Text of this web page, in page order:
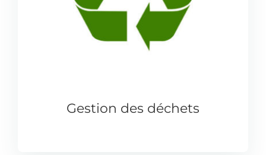
Gestion des déchets